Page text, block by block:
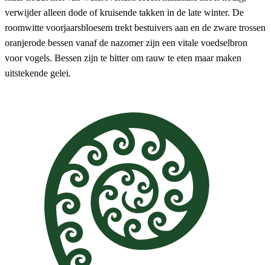
verwijder alleen dode of kruisende takken in de late winter. De
roomwitte voorjaarsbloesem trekt bestuivers aan en de zware trossen
oranjerode bessen vanaf de nazomer zijn een vitale voedselbron
voor vogels. Bessen zijn te bitter om rauw te eten maar maken
uitstekende gelei.